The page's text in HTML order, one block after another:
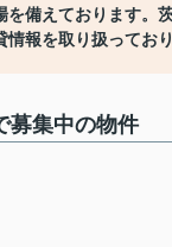
を備えております。
情報を取り扱ってお
募集中の物件